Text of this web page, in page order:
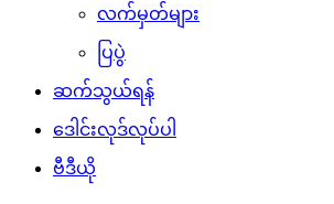
လက်မှတ်များ
ပြပွဲ
ဆက်သွယ်ရန်
ဒေါင်းလုဒ်လုပ်ပါ
ဗီဒီယို